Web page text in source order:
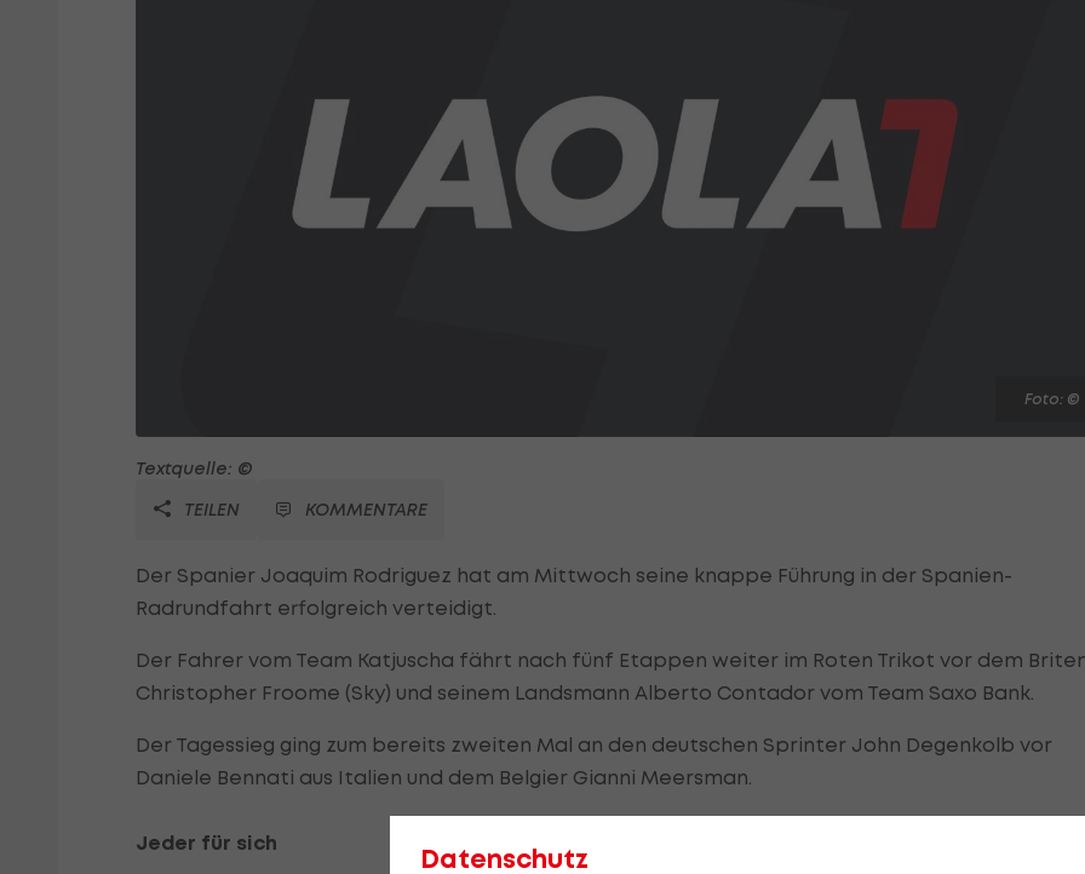
Foto: ©
Textquelle: ©
TEILEN
KOMMENTARE
Der Spanier Joaquim Rodriguez hat am Mittwoch seine knappe Führung in der Spanien-
Radrundfahrt erfolgreich verteidigt.
Der Fahrer vom Team Katjuscha fährt nach fünf Etappen weiter im Roten Trikot vor dem
Christopher Froome (Sky) und seinem Landsmann Alberto Contador vom Team Saxo Bank.
Der Tagessieg ging zum bereits zweiten Mal an den deutschen Sprinter John Degenkolb vor
Daniele Bennati aus Italien und dem Belgier Gianni Meersman.
Jeder für sich Datenschutz